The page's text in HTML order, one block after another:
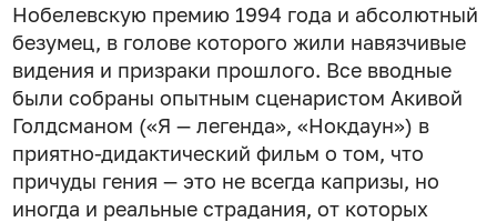
Нобелевскую премию 1994 года и абсолютный
безумец, в голове которого жили навязчивые
видения и призраки прошлого. Все вводные
были собраны опытным сценаристом Акивой
Голдсманом («Я — легенда», «Нокдаун») в
приятно-дидактический фильм о том, что
причуды гения — это не всегда капризы, но
иногда и реальные страдания, от которых